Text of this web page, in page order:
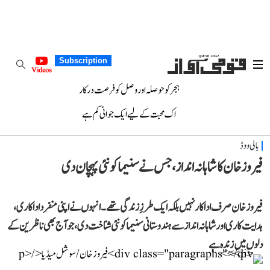
Subscription
Videos
ہجر کو حوصلہ اور وصل کو فرصت درکار
اک محبت کے لیے ایک جوانی کم ہے
بالی ووڈ
فیروز خان کا شاہانہ انداز، جس نے سنیما کو نئی پہچان دی
فیروز خان صرف اداکار نہیں بلکہ ایک طرزِ زندگی تھے۔ انہوں نے اپنی منفرد اداکاری،
ہدایت کاری اور شاہانہ انداز سے ہندوستانی سنیما کو نئی شناخت دی، جو آج بھی ناظرین کے
دلوں میں زندہ ہے